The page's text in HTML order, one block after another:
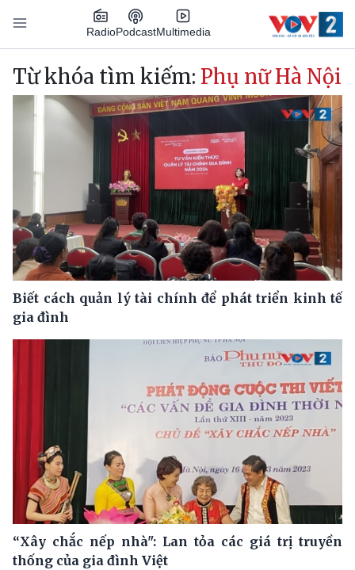
Nhảy đến nội dung
RadioPodcastMultimedia
Main navigation
Từ khóa tìm kiếm: Phụ nữ Hà Nội
Biết cách quản lý tài chính để phát triển kinh tế
gia đình
“Xây chắc nếp nhà": Lan tỏa các giá trị truyền
thống của gia đình Việt